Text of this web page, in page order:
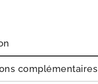
complémentaires